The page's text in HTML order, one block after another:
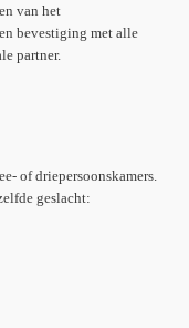
van het
bevestiging met alle
partner.
of driepersoonskamers.
geslacht: